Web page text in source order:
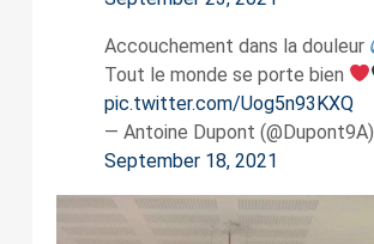
Accouchement dans la douleur
Tout le monde se porte bien
pic.twitter.com/Uog5n93KXQ
— Antoine Dupont (@Dupont9A)
September 18, 2021